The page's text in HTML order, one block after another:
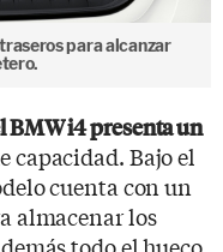
para alcanzar
BMW i4 presenta un
capacidad. Bajo el
cuenta con un
almacenar los
todo el hueco